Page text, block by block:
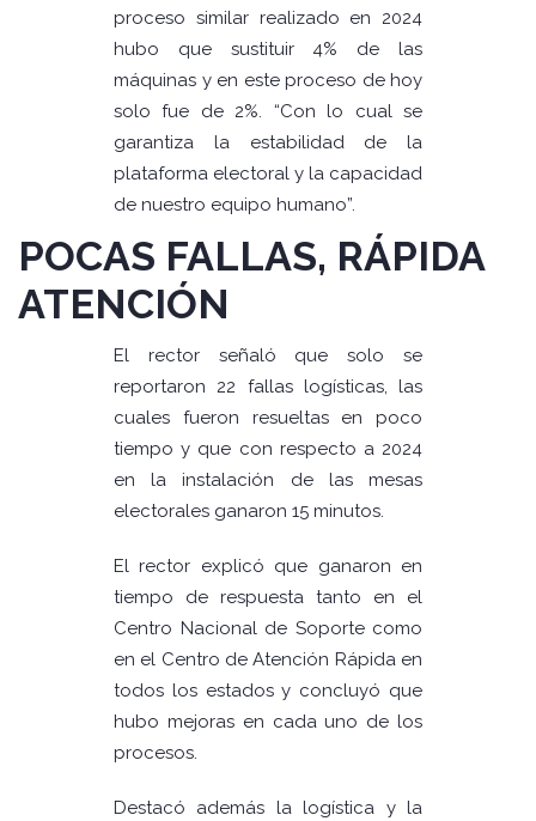
proceso similar realizado en 2024
hubo que sustituir 4% de las
máquinas y en este proceso de hoy
solo fue de 2%. “Con lo cual se
garantiza la estabilidad de la
plataforma electoral y la capacidad
de nuestro equipo humano”.
POCAS FALLAS, RÁPIDA
ATENCIÓN
El rector señaló que solo se
reportaron 22 fallas logísticas, las
cuales fueron resueltas en poco
tiempo y que con respecto a 2024
en la instalación de las mesas
electorales ganaron 15 minutos.
El rector explicó que ganaron en
tiempo de respuesta tanto en el
Centro Nacional de Soporte como
en el Centro de Atención Rápida en
todos los estados y concluyó que
hubo mejoras en cada uno de los
procesos.
Destacó además la logística y la